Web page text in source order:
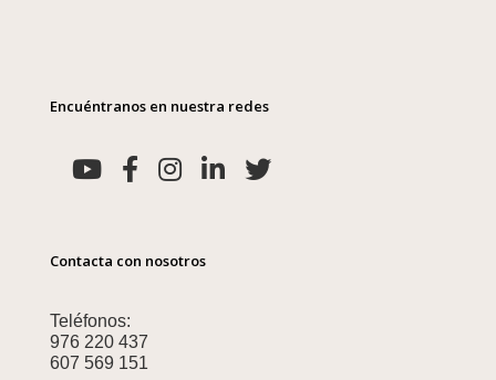
Encuéntranos en nuestra redes
Contacta con nosotros
Teléfonos:
976 220 437
607 569 151